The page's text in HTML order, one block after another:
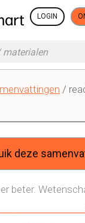
LOGIN
/
deze
beter.